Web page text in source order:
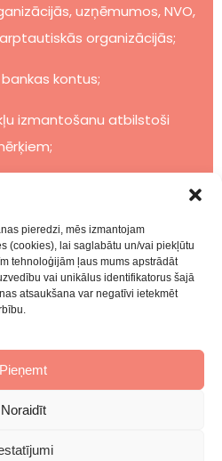
pieredzi, mēs izmantojam
(cookies), lai saglabātu un/vai piekļūtu
tehnoloģijām ļaus mums apstrādāt
vai unikālus identifikatorus šajā
atsaukšana var negatīvi ietekmēt
Pieņemt
Noraidīt
uzņēmumos, NVO,
organizācijās;
kontus;
izmantošanu atbilstoši
algas un atlīdzības
uzskaiti un statistisko